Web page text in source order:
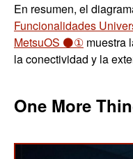
En resumen, el
Funcionalidades
MetsuOS ⚫① muestra
la conectividad y la
One More